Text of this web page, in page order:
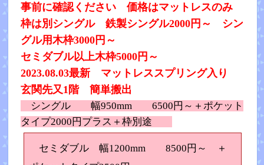
事前に確認ください 価格はマットレスのみ
枠は別シングル 鉄製シングル2000円～ シン
グル用木枠3000円～
セミダブル以上木枠5000円～
2023.08.03最新 マットレススプリング入り
玄関先又1階 簡単搬出
シングル 幅950mm 6500円～＋ポケット
タイプ2000円プラス＋枠別途
セミダブル 幅1200mm 8500円～ ＋